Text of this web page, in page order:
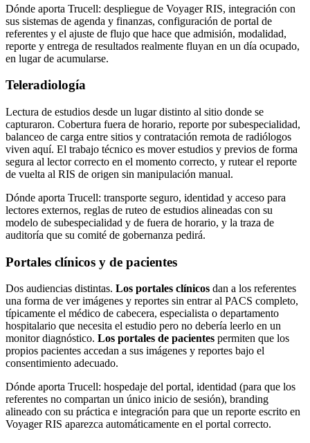
Dónde aporta Trucell: despliegue de Voyager RIS, integración con
sus sistemas de agenda y finanzas, configuración de portal de
referentes y el ajuste de flujo que hace que admisión, modalidad,
reporte y entrega de resultados realmente fluyan en un día ocupado,
en lugar de acumularse.
Teleradiología
Lectura de estudios desde un lugar distinto al sitio donde se
capturaron. Cobertura fuera de horario, reporte por subespecialidad,
balanceo de carga entre sitios y contratación remota de radiólogos
viven aquí. El trabajo técnico es mover estudios y previos de forma
segura al lector correcto en el momento correcto, y rutear el reporte
de vuelta al RIS de origen sin manipulación manual.
Dónde aporta Trucell: transporte seguro, identidad y acceso para
lectores externos, reglas de ruteo de estudios alineadas con su
modelo de subespecialidad y de fuera de horario, y la traza de
auditoría que su comité de gobernanza pedirá.
Portales clínicos y de pacientes
Dos audiencias distintas. Los portales clínicos dan a los referentes
una forma de ver imágenes y reportes sin entrar al PACS completo,
típicamente el médico de cabecera, especialista o departamento
hospitalario que necesita el estudio pero no debería leerlo en un
monitor diagnóstico. Los portales de pacientes permiten que los
propios pacientes accedan a sus imágenes y reportes bajo el
consentimiento adecuado.
Dónde aporta Trucell: hospedaje del portal, identidad (para que los
referentes no compartan un único inicio de sesión), branding
alineado con su práctica e integración para que un reporte escrito en
Voyager RIS aparezca automáticamente en el portal correcto.